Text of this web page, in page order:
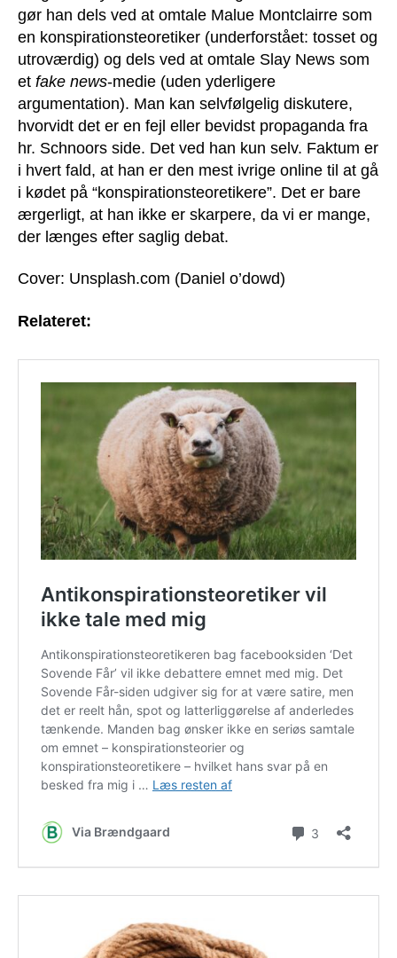
gør han dels ved at omtale Malue Montclairre som
en konspirationsteoretiker (underforstået: tosset og
utroværdig) og dels ved at omtale Slay News som
et fake news-medie (uden yderligere
argumentation). Man kan selvfølgelig diskutere,
hvorvidt det er en fejl eller bevidst propaganda fra
hr. Schnoors side. Det ved han kun selv. Faktum er
i hvert fald, at han er den mest ivrige online til at gå
i kødet på “konspirationsteoretikere”. Det er bare
ærgerligt, at han ikke er skarpere, da vi er mange,
der længes efter saglig debat.
Cover: Unsplash.com (Daniel o’dowd)
Relateret: